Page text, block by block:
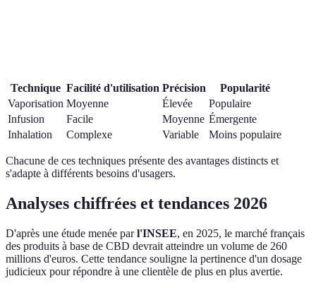
Technique Facilité d'utilisation Précision
Popularité
Vaporisation Moyenne Élevée
Populaire
Infusion
Facile Moyenne Émergente
Inhalation
Complexe Variable Moins populaire
Chacune de ces techniques présente des avantages distincts et
s'adapte à différents besoins d'usagers.
Analyses chiffrées et tendances 2026
D'après une étude menée parl'INSEE, en 2025, le marché français
des produits à base de CBD devrait atteindre un volume de 260
millions d'euros. Cette tendance souligne la pertinence d'un dosage
judicieux pour répondre à une clientèle de plus en plus avertie.